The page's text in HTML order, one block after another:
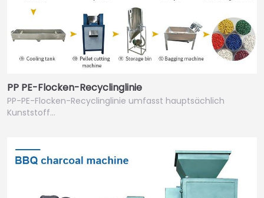
PP PE-Flocken-Recyclinglinie
PP-PE-Flocken-Recyclinglinie umfasst hauptsächlich
Kunststoff…